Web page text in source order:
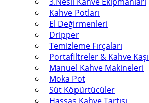
Kahve Potları
El Değirmenleri
Dripper
Temizleme Fırçaları
Portafiltreler & Kahve
Manuel Kahve Makineleri
Moka Pot
Süt Köpürtücüler